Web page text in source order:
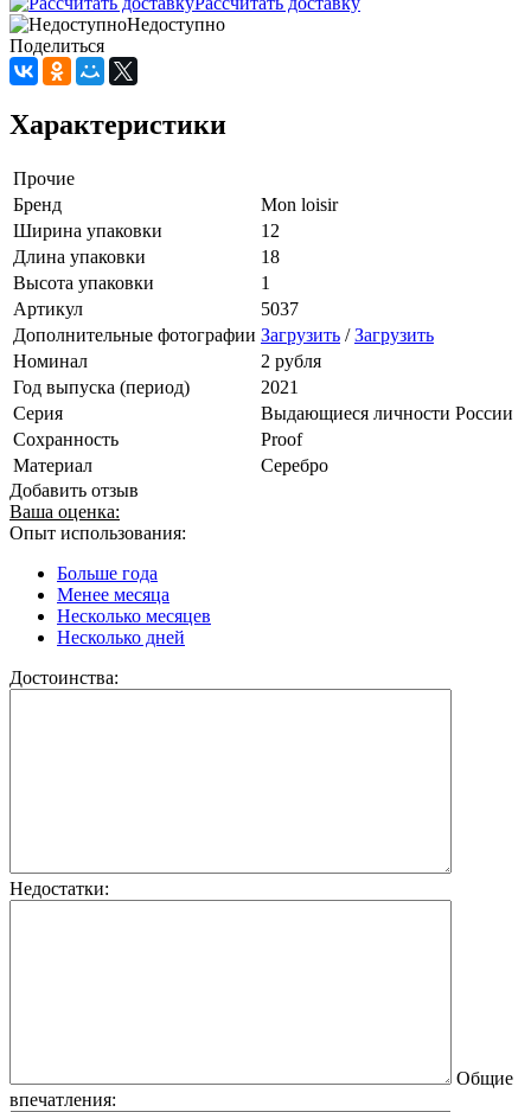
Недоступно
Поделиться
Характеристики
Прочие
Бренд
Mon loisir
Ширина упаковки
12
Длина упаковки
18
Высота упаковки
1
Артикул
5037
Дополнительные фотографии Загрузить /Загрузить
Номинал
2 рубля
Год выпуска (период)
2021
Серия
Выдающиеся личности России
Сохранность
Proof
Материал
Серебро
Добавить отзыв
Ваша оценка:
Опыт использования:
Больше года
Менее месяца
Несколько месяцев
Несколько дней
Достоинства:
Недостатки:
Общие
впечатления: